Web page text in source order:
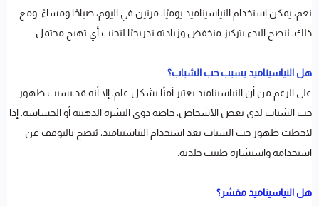
نعم، يمكن استخدام النياسيناميد يوميًا، مرتين في اليوم، صباحًا ومساءً. ومع
ذلك، يُنصح البدء بتركيز منخفض وزيادته تدريجيًا لتجنب أي تهيج محتمل.
هل النياسيناميد يسبب حب الشباب؟
على الرغم من أن النياسيناميد يعتبر آمنًا بشكل عام، إلا أنه قد يسبب ظهور
حب الشباب لدى بعض الأشخاص، خاصة ذوي البشرة الدهنية أو الحساسة. إذا
لاحظت ظهور حب الشباب بعد استخدام النياسيناميد، يُنصح بالتوقف عن
استخدامه واستشارة طبيب جلدية.
هل النياسيناميد مقشر؟